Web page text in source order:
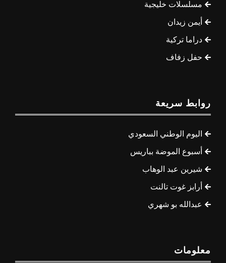
مسلسلات خليجية
أيمن زيدان
دراما تركية
حفل زفاف
روابط سريعة
اليوم الوطني السعودي
أسبوع الموضة بباريس
شيرين عبد الوهاب
أرابز غوت تالنت
عبدالله بو شهري
معلومات